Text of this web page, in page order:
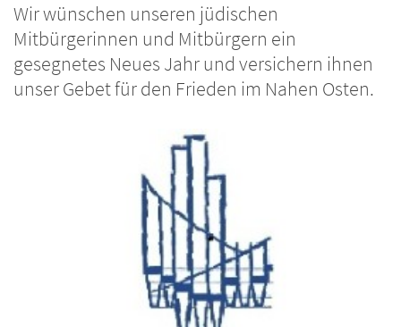
Wir wünschen unseren jüdischen
Mitbürgerinnen und Mitbürgern ein
gesegnetes Neues Jahr und versichern ihnen
unser Gebet für den Frieden im Nahen Osten.